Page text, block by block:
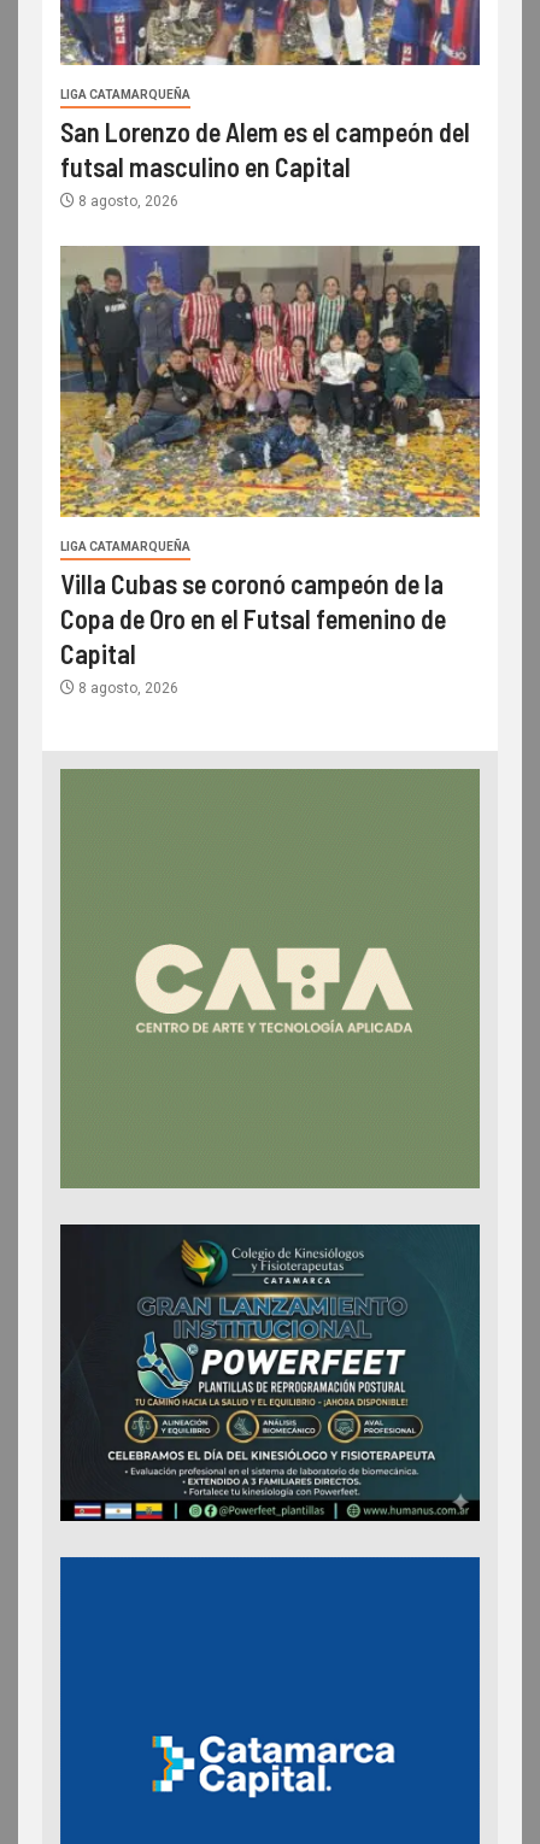
LIGA CATAMARQUEÑA
San Lorenzo de Alem es el campeón del
futsal masculino en Capital
8 agosto, 2026
LIGA CATAMARQUEÑA
Villa Cubas se coronó campeón de la
Copa de Oro en el Futsal femenino de
Capital
8 agosto, 2026